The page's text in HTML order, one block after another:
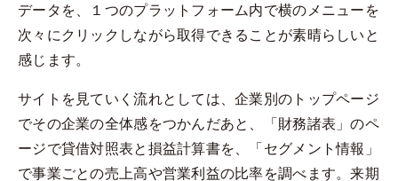
データを、１つのプラットフォーム内で横のメニューを
次々にクリックしながら取得できることが素晴らしいと
感じます。
サイトを見ていく流れとしては、企業別のトップページ
でその企業の全体感をつかんだあと、「財務諸表」のペ
ージで貸借対照表と損益計算書を、「セグメント情報」
で事業ごとの売上高や営業利益の比率を調べます。来期